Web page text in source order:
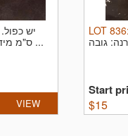
יש כפול.
ס"מ מידות מסגרת מכונת ההקרנה: גובה ...
VIEW
LOT 836:
Start
$15